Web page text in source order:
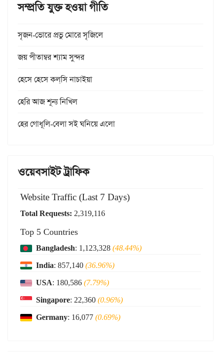
সম্প্রতি যুক্ত হওয়া গীতি
সৃজন-ভোরে প্রভু মোরে সৃজিলে
জয় পীতাম্বর শ্যাম সুন্দর
হেসে হেসে কল্‌সি নাচাইয়া
হেরি আজ শূন্য নিখিল
হের গোধূলি-বেলা সই ঘনিয়ে এলো
ওয়েবসাইট ট্রাফিক
Website Traffic (Last 7 Days)
Total Requests: 2,319,116
Top 5 Countries
Bangladesh: 1,123,328(48.44%)
India: 857,140(36.96%)
USA: 180,586(7.79%)
Singapore: 22,360(0.96%)
Germany: 16,077(0.69%)